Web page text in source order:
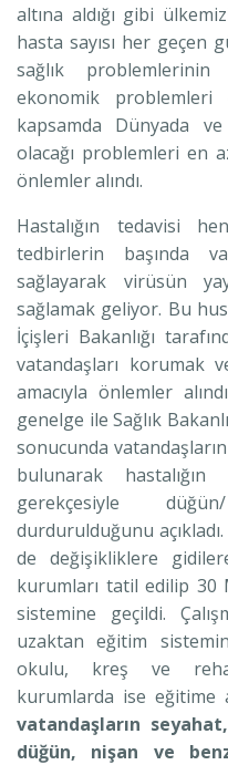
altına aldığı gibi
hasta sayısı her geçen
sağlık
ekonomik
kapsamda Dünyada
olacağı problemleri en
önlemler alındı.
Hastalığın tedavisi
tedbirlerin başında
sağlayarak virüsün
sağlamak geliyor. Bu
İçişleri Bakanlığı
vatandaşları korumak
amacıyla önlemler
genelge ile Sağlık
sonucunda
bulunarak
gerekçesiyle
durdurulduğunu
de değişikliklere
kurumları tatil edilip
sistemine geçildi.
uzaktan eğitim
okulu, kreş ve
kurumlarda ise eğitime
vatandaşların
düğün, nişan ve